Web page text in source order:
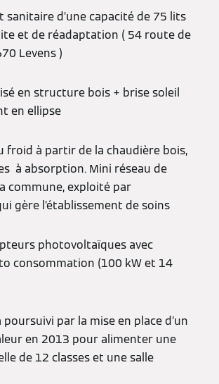
sanitaire d’une capacité de 75 lits
et de réadaptation ( 54 route de
Levens )
en structure bois + brise soleil
en ellipse
froid à partir de la chaudière bois,
à absorption. Mini réseau de
commune, exploité par
gère l’établissement de soins
photovoltaïques avec
consommation (100 kW et 14
par la mise en place d’un
en 2013 pour alimenter une
de 12 classes et une salle